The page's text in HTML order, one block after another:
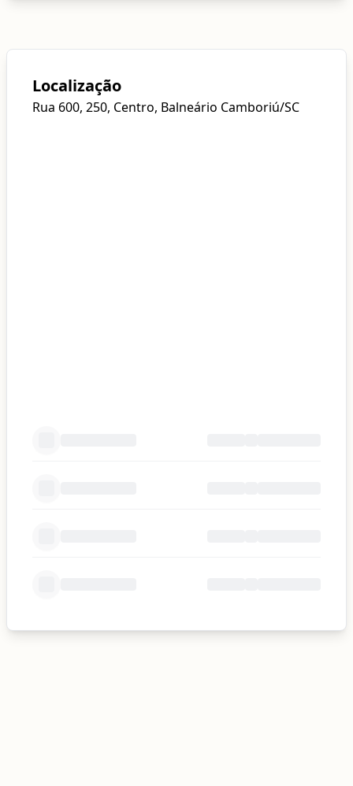
Localização
Rua 600, 250, Centro, Balneário Camboriú/SC